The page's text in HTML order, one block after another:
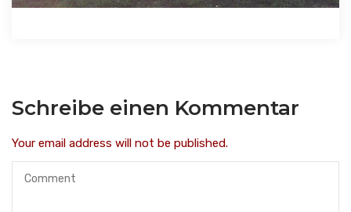
Schreibe einen Kommentar
Your email address will not be published.